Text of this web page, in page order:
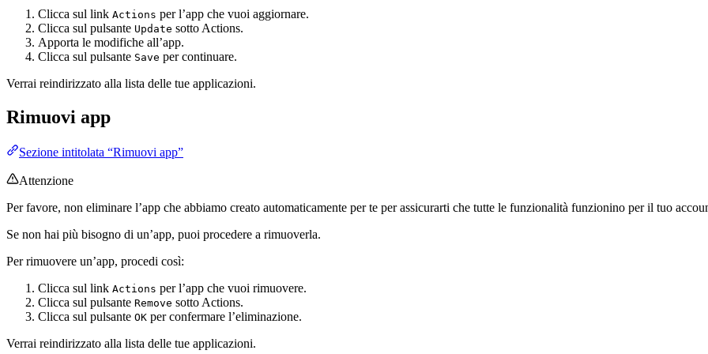
Clicca sul link Actions per l’app che vuoi aggiornare.
Clicca sul pulsante Update sotto Actions.
Apporta le modifiche all’app.
Clicca sul pulsante Save per continuare.
Verrai reindirizzato alla lista delle tue applicazioni.
Rimuovi app
Sezione intitolata “Rimuovi app”
Attenzione
Per favore, non eliminare l’app che abbiamo creato automaticamente per te per assicurarti che tutte le funzionalità funzionino per il tuo
Se non hai più bisogno di un’app, puoi procedere a rimuoverla.
Per rimuovere un’app, procedi così:
Clicca sul link Actions per l’app che vuoi rimuovere.
Clicca sul pulsante Remove sotto Actions.
Clicca sul pulsante OK per confermare l’eliminazione.
Verrai reindirizzato alla lista delle tue applicazioni.